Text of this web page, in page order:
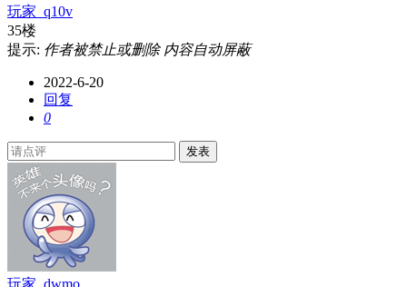
玩家_q10v
35楼
提示: 作者被禁止或删除 内容自动屏蔽
2022-6-20
回复
0
发表
玩家_dwmo